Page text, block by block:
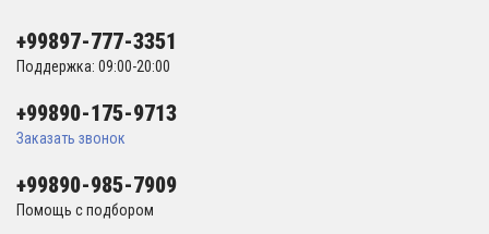
+99897-777-3351
Поддержка: 09:00-20:00
+99890-175-9713
Заказать звонок
+99890-985-7909
Помощь с подбором